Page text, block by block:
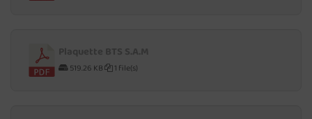
519.26 KB 1 file(s)